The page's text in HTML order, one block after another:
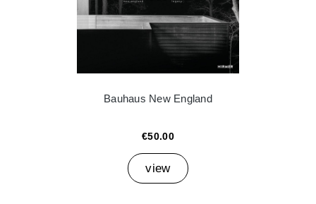
Bauhaus New England
€50.00
view